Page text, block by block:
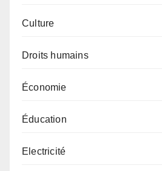
Culture
Droits humains
Économie
Éducation
Electricité